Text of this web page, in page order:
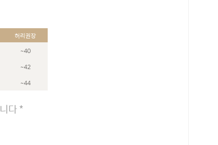
허리권장
~40
~42
~44
다 *